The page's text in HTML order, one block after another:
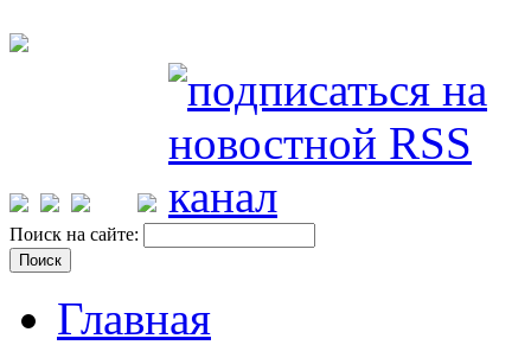
Поиск на сайте:
Главная